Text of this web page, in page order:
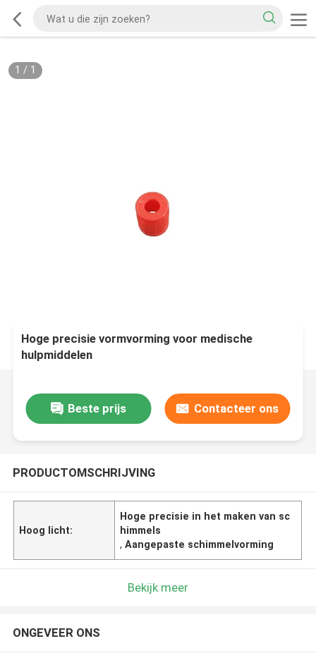
1 / 1
Hoge precisie vormvorming voor medische
hulpmiddelen
Beste prijs Contacteer ons
PRODUCTOMSCHRIJVING
Hoog licht:
Hoge precisie in het maken van sc
himmels
,Aangepaste schimmelvorming
Bekijk meer
ONGEVEER ONS